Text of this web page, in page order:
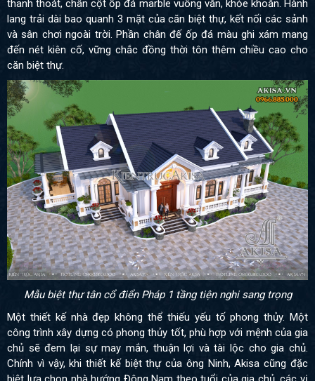
thanh thoát, chân cột ốp đá marble vuông vắn, khỏe khoắn. Hành
lang trải dài bao quanh 3 mặt của căn biệt thự, kết nối các sảnh
và sân chơi ngoài trời. Phần chân đế ốp đá màu ghi xám mang
đến nét kiên cố, vững chắc đồng thời tôn thêm chiều cao cho
căn biệt thự.
Mẫu biệt thự tân cổ điển Pháp 1 tầng tiện nghi sang trọng
Một thiết kế nhà đẹp không thể thiếu yếu tố phong thủy. Một
công trình xây dựng có phong thủy tốt, phù hợp với mệnh của gia
chủ sẽ đem lại sự may mắn, thuận lợi và tài lộc cho gia chủ.
Chính vì vậy, khi thiết kế biệt thự của ông Ninh, Akisa cũng đặc